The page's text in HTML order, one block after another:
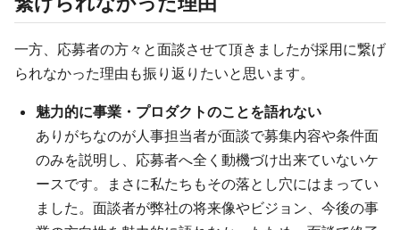
一方、応募者の方々と面談させて頂きましたが採用に繋げ
られなかった理由も振り返りたいと思います。
魅力的に事業・プロダクトのことを語れない
ありがちなのが人事担当者が面談で募集内容や条件面
のみを説明し、応募者へ全く動機づけ出来ていないケ
ースです。まさに私たちもその落とし穴にはまってい
ました。面談者が弊社の将来像やビジョン、今後の事